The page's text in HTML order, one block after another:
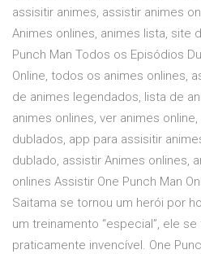
assisitir animes, assistir animes
Animes onlines, animes lista, site
Punch Man Todos os Episódios
Online, todos os animes onlines,
de animes legendados, lista de
animes onlines, ver animes
dublados, app para assisitir
dublado, assistir Animes onlines,
onlines Assistir One Punch Man
Saitama se tornou um herói por
um treinamento “especial”, ele
praticamente invencível. One